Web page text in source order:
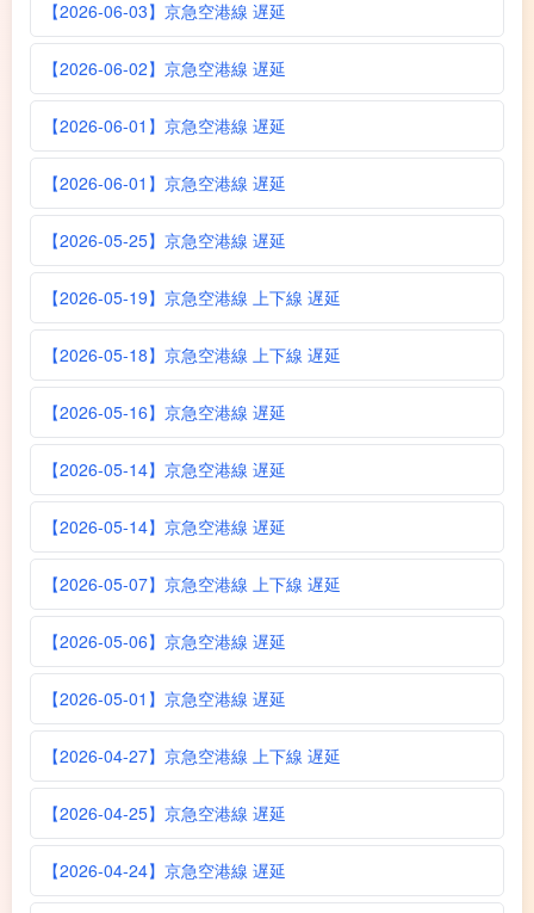
【2026-06-03】京急空港線 遅延
【2026-06-02】京急空港線 遅延
【2026-06-01】京急空港線 遅延
【2026-06-01】京急空港線 遅延
【2026-05-25】京急空港線 遅延
【2026-05-19】京急空港線 上下線 遅延
【2026-05-18】京急空港線 上下線 遅延
【2026-05-16】京急空港線 遅延
【2026-05-14】京急空港線 遅延
【2026-05-14】京急空港線 遅延
【2026-05-07】京急空港線 上下線 遅延
【2026-05-06】京急空港線 遅延
【2026-05-01】京急空港線 遅延
【2026-04-27】京急空港線 上下線 遅延
【2026-04-25】京急空港線 遅延
【2026-04-24】京急空港線 遅延